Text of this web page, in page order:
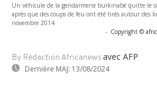
Un véhicule de la gendarmerie burkinabé quitte le
après que des coups de feu ont été tirés autour des
novembre 2014
- Copyright ©
By Rédaction Africanews avec AFP
Dernière MAJ: 13/08/2024